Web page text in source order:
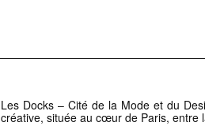
Les Docks – Cité de la Mode et du
créative, située au cœur de Paris, entre